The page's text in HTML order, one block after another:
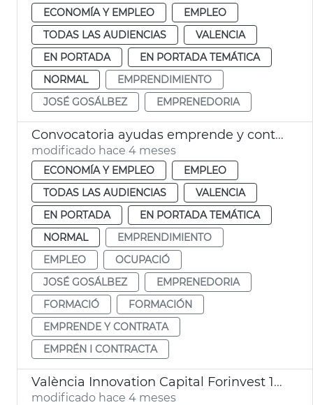
ECONOMÍA Y EMPLEO
EMPLEO
TODAS LAS AUDIENCIAS
VALENCIA
EN PORTADA
EN PORTADA TEMÁTICA
NORMAL
EMPRENDIMIENTO
JOSÉ GOSÁLBEZ
EMPRENEDORIA
Convocatoria ayudas emprende y contrata
modificado hace 4 meses
ECONOMÍA Y EMPLEO
EMPLEO
TODAS LAS AUDIENCIAS
VALENCIA
EN PORTADA
EN PORTADA TEMÁTICA
NORMAL
EMPRENDIMIENTO
EMPLEO
OCUPACIÓ
JOSÉ GOSÁLBEZ
EMPRENEDORIA
FORMACIÓ
FORMACIÓN
EMPRENDE Y CONTRATA
EMPRÉN I CONTRACTA
València Innovation Capital Forinvest 15 startups
modificado hace 4 meses